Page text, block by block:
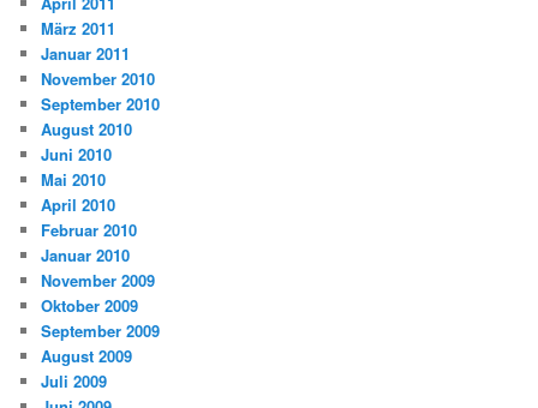
März 2011
Januar 2011
November 2010
September 2010
August 2010
Juni 2010
Mai 2010
April 2010
Februar 2010
Januar 2010
November 2009
Oktober 2009
September 2009
August 2009
Juli 2009